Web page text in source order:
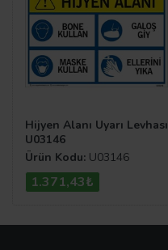
Hijyen Alanı Uyarı Levhası
U03146
Ürün Kodu: U03146
1.371,43₺